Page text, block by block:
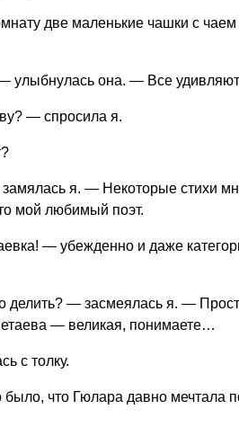
две маленькие чашки с чаем
улыбнулась она. — Все
— спросила я.
я. — Некоторые стихи
мой любимый поэт.
— убежденно и даже
делить? — засмеялась я. —
— великая, понимаете…
с толку.
что Гюлара давно мечтала